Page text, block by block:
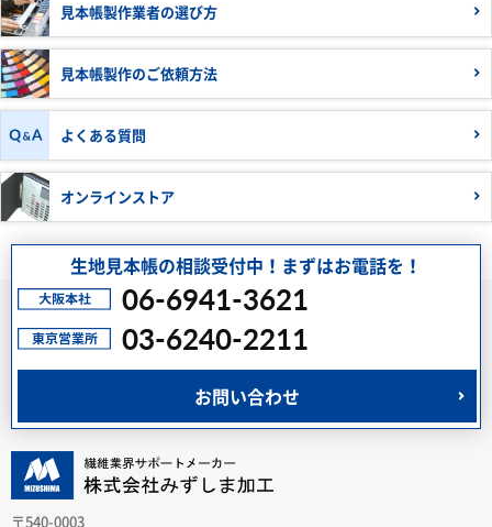
見本帳製作業者の選び方
見本帳製作のご依頼方法
よくある質問
オンラインストア
生地見本帳の相談受付中！まずはお電話を！
06-6941-3621
03-6240-2211
お問い合わせ
〒540-0003